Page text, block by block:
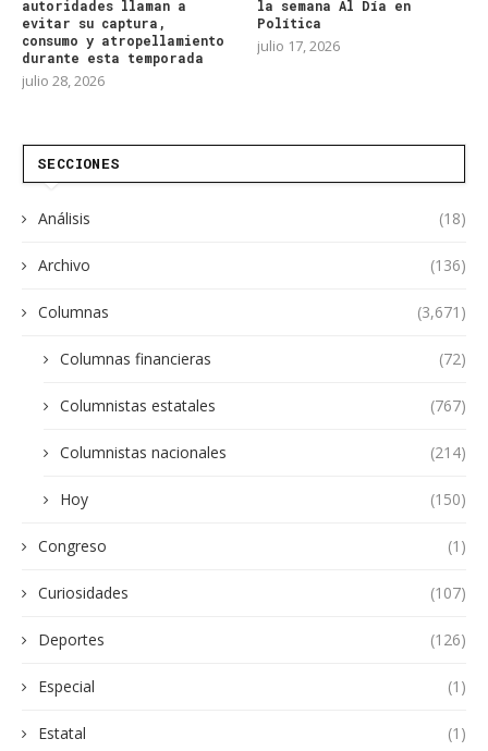
autoridades llaman a
evitar su captura,
consumo y atropellamiento
durante esta temporada
julio 28, 2026
la semana Al Día en
Política
julio 17, 2026
SECCIONES
Análisis (18)
Archivo (136)
Columnas (3,671)
Columnas financieras (72)
Columnistas estatales (767)
Columnistas nacionales (214)
Hoy (150)
Congreso (1)
Curiosidades (107)
Deportes (126)
Especial (1)
Estatal (1)